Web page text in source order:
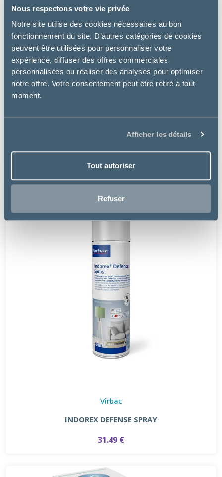
Nous respectons votre vie privée
Notre site utilise des cookies nécessaires au bon
fonctionnement du site. D’autres catégories de cookies
peuvent être utilisées pour personnaliser votre
expérience, diffuser des offres commerciales
personnalisées ou réaliser des analyses pour optimiser
notre offre. Votre consentement peut être retiré à tout
moment.
Afficher les détails
Tout autoriser
Refuser
PARASITES
15.99 €
Virbac
INDOREX DEFENSE SPRAY
31.49 €